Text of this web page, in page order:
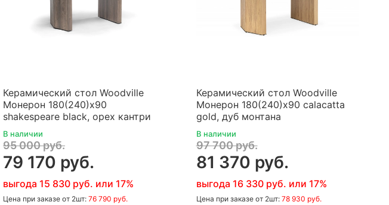
Керамический стол Woodville
Монерон 180(240)x90
shakespeare black, орех кантри
В наличии
95 000 руб.
79 170 руб.
выгода 15 830 руб. или 17%
Цена при заказе от 2шт: 76 790 руб.
Керамический стол Woodville
Монерон 180(240)x90 calacatta
gold, дуб монтана
В наличии
97 700 руб.
81 370 руб.
выгода 16 330 руб. или 17%
Цена при заказеот 2шт: 78 930 руб.